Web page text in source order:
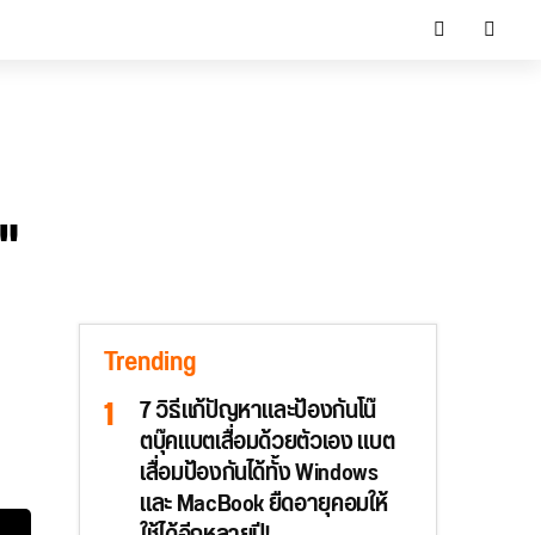
Trending
7 วิธีแก้ปัญหาและป้องกันโน๊
ตบุ๊คแบตเสื่อมด้วยตัวเอง แบต
เสื่อมป้องกันได้ทั้ง Windows
และ MacBook ยืดอายุคอมให้